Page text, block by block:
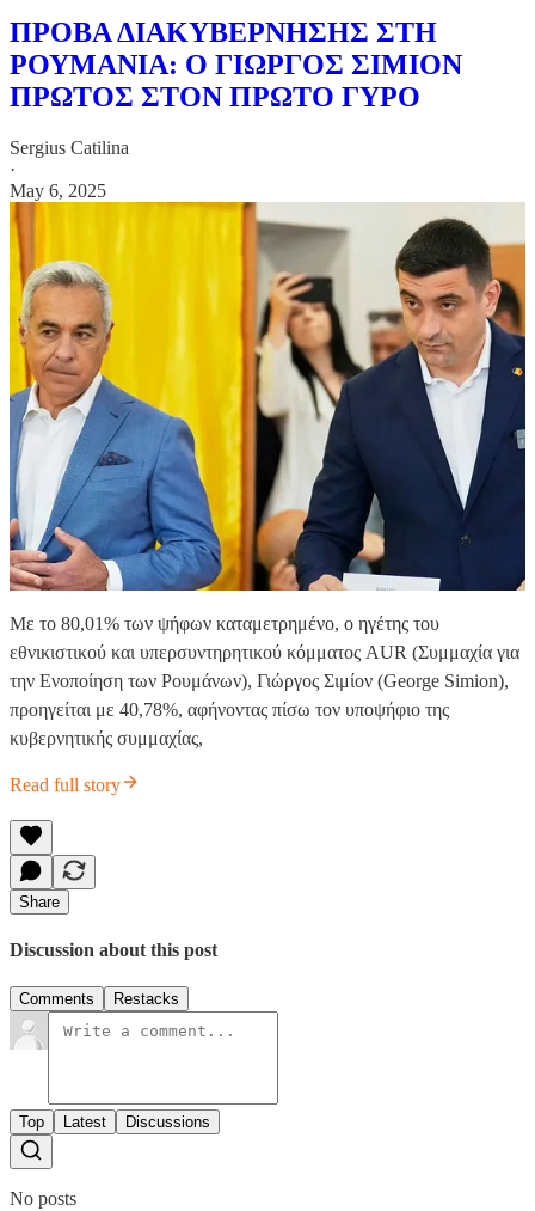
ΠΡΟΒΑ ΔΙΑΚΥΒΕΡΝΗΣΗΣ ΣΤΗ
ΡΟΥΜΑΝΙΑ: Ο ΓΙΩΡΓΟΣ ΣΙΜΙΟΝ
ΠΡΩΤΟΣ ΣΤΟΝ ΠΡΩΤΟ ΓΥΡΟ
Sergius Catilina
·
May 6, 2025
Με το 80,01% των ψήφων καταμετρημένο, ο ηγέτης του
εθνικιστικού και υπερσυντηρητικού κόμματος AUR (Συμμαχία για
την Ενοποίηση των Ρουμάνων), Γιώργος Σιμίον (George Simion),
προηγείται με 40,78%, αφήνοντας πίσω τον υποψήφιο της
κυβερνητικής συμμαχίας,
Read full story
Share
Discussion about this post
Comments Restacks
Top Latest Discussions
No posts